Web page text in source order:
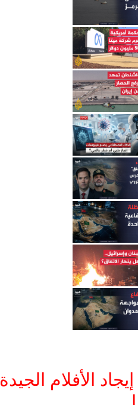
الأفلام الجيدة